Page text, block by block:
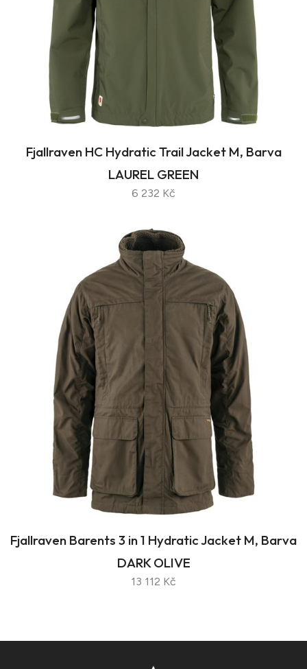
Fjallraven HC Hydratic Trail Jacket M, Barva
LAUREL GREEN
6 232 Kč
Fjallraven Barents 3 in 1 Hydratic Jacket M, Barva
DARK OLIVE
13 112 Kč